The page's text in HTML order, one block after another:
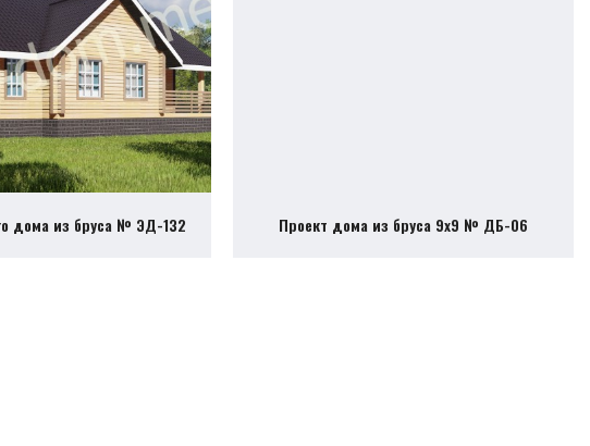
дома из бруса № ЭД-132 Проект дома из бруса 9х9 № ДБ-06